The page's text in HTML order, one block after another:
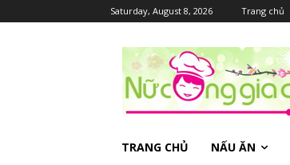
Saturday, August 8, 2026 Trang chủ
TRANG CHỦ NẤU ĂN